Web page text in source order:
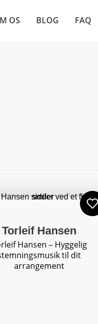
OS BLOG FAQ
Torleif Hansen
Hansen – Hyggelig
til dit
arrangement